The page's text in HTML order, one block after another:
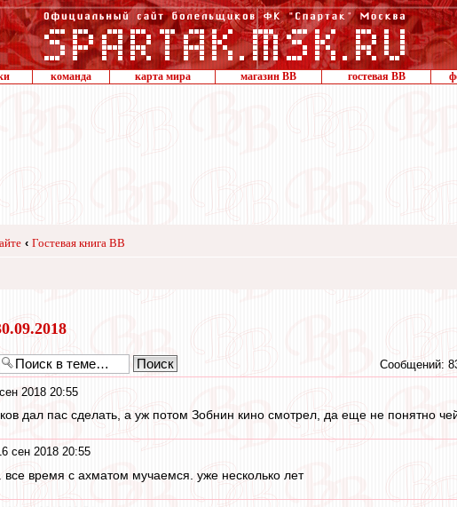
команда карта мира магазин ВВ гостевая ВВ
‹ Гостевая книга ВВ
Сообщений:
2018 20:55
дал пас сделать, а уж потом Зобнин кино смотрел, да еще не понятно
сен 2018 20:55
все время с ахматом мучаемся. уже несколько лет